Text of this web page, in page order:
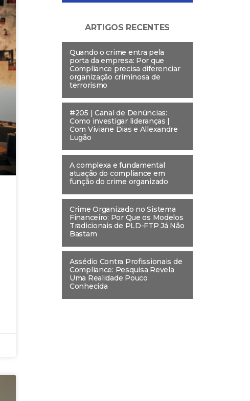
ARTIGOS RECENTES
Quando o crime entra pela
porta da empresa: Por que
Compliance precisa diferenciar
organização criminosa de
terrorismo
#205 | Canal de Denúncias:
Como investigar lideranças |
Com Viviane Dias e Allexandre
Lugão
A complexa e fundamental
atuação do compliance em
função do crime organizado
Crime Organizado no Sistema
Financeiro: Por Que os Modelos
Tradicionais de PLD-FTP Já Não
Bastam
Assédio Contra Profissionais de
Compliance: Pesquisa Revela
Uma Realidade Pouco
Conhecida